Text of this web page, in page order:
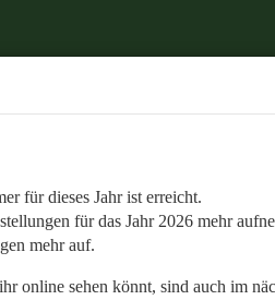
für dieses Jahr ist erreicht.
für das Jahr 2026 mehr
mehr auf.
online sehen könnt, sind auch im
eingegangen sind.